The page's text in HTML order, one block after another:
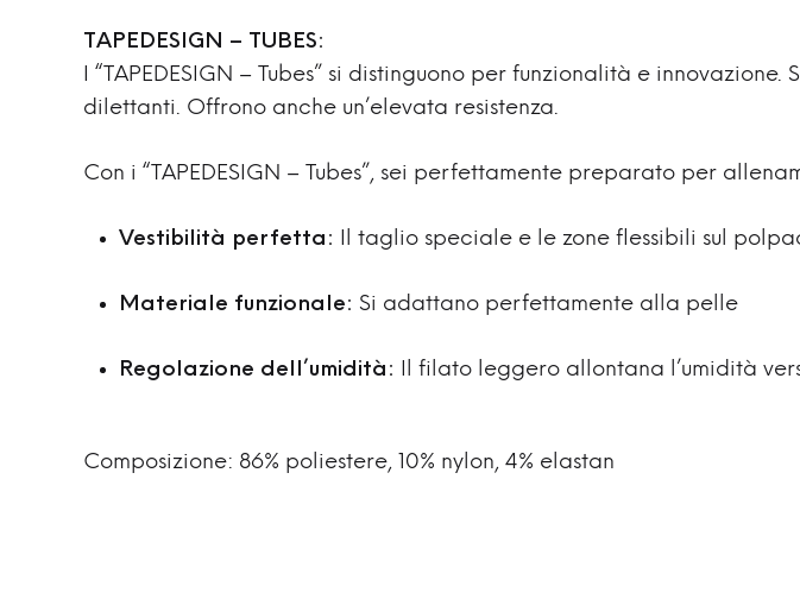
TAPEDESIGN – TUBES:
I “TAPEDESIGN – Tubes” si distinguono per funzionalità e
dilettanti. Offrono anche un’elevata resistenza.
Con i “TAPEDESIGN – Tubes”, sei perfettamente preparato per
Vestibilità perfetta: Il taglio speciale e le zone flessibili sul
Materiale funzionale: Si adattano perfettamente alla pelle
Regolazione dell’umidità: Il filato leggero allontana l’umidità
Composizione: 86% poliestere, 10% nylon, 4% elastan